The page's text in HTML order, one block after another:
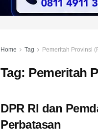
Home Tag Pemeritah Provinsi
Tag: Pemeritah
DPR RI dan
Perbatasan